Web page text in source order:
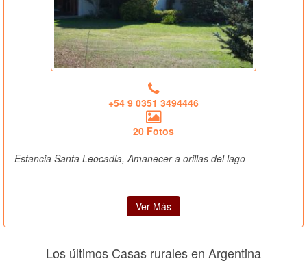
+54 9 0351 3494446
20 Fotos
Estancia Santa Leocadia, Amanecer a orillas del lago
Ver Más
Los últimos Casas rurales en Argentina